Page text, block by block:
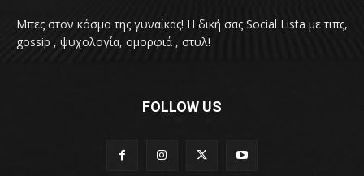
Μπες στον κόσμο της γυναίκας! H δική σας Social Lista με τιπς,
gossip , ψυχολογία, ομορφιά , στυλ!
FOLLOW US